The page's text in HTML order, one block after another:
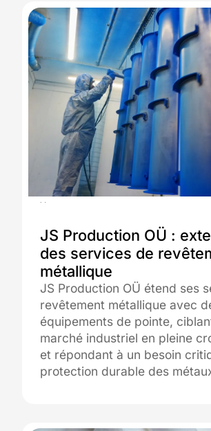
JS Production OÜ :
des services de
métallique
JS Production OÜ étend ses
revêtement métallique avec
équipements de pointe,
marché industriel en pleine
et répondant à un besoin
protection durable des